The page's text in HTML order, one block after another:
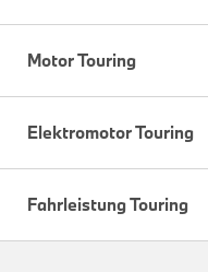
Motor Touring
Elektromotor Touring
Fahrleistung Touring